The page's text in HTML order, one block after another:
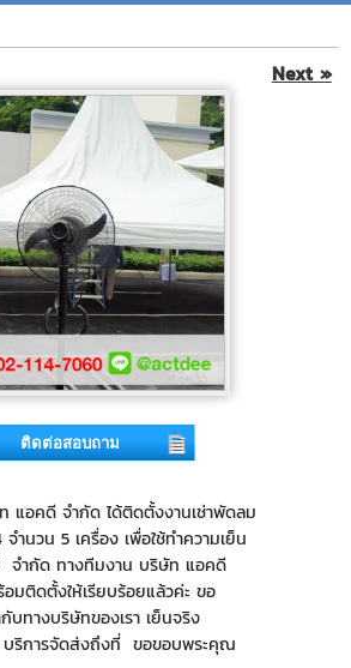
Next »
แอคดี จำกัด ได้ติดตั้งงานเช่าพัดลม
ำนวน 5 เครื่อง เพื่อใช้ทำความเย็น
ำกัด ทางทีมงาน บริษัท แอคดี
มติดตั้งให้เรียบร้อยแล้วค่ะ ขอ
ทางบริษัทของเรา เย็นจริง
บริการจัดส่งถึงที่ ขอขอบพระคุณ